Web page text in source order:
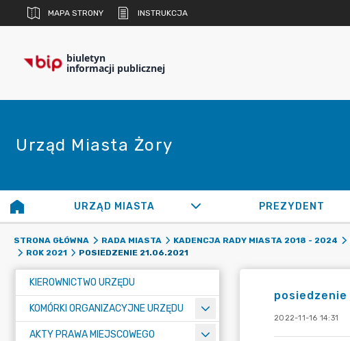
MAPA STRONY INSTRUKCJA
biuletyn
informacji publicznej
Urząd Miasta Żory
URZĄD MIASTA PREZYDENT
STRONA GŁÓWNA RADA MIASTA KADENCJA RADY MIASTA 2018 - 2024
ROK 2021
POSIEDZENIE 21.06.2021
KIEROWNICTWO URZĘDU
KOMÓRKI ORGANIZACYJNE URZĘDU
AKTY PRAWA MIEJSCOWEGO
posiedzenie
2022-11-16 14:31